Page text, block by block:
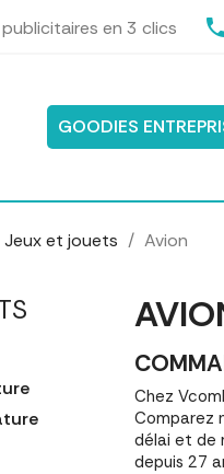
en 3 clics
GOODIES
Jeux et jouets Avion
Chez
Comparez
délai et de
depuis 27